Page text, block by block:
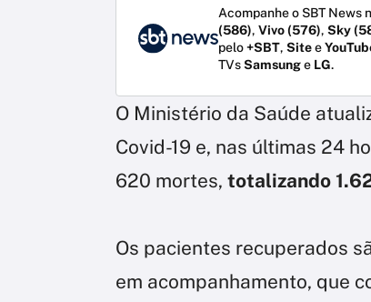
Acompanhe o SBT News
(586), Vivo (576), Sky
pelo+SBT, Sitee
TVsSamsunge LG.
O Ministério da Saúde
Covid-19 e, nas últimas 24
620 mortes, totalizando
Os pacientes recuperados
em acompanhamento, que